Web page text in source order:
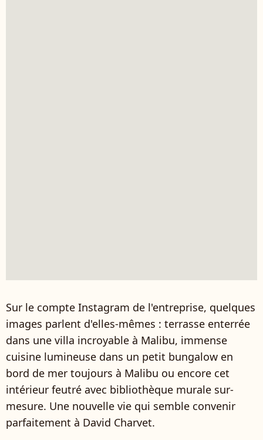
Sur le compte Instagram de l'entreprise, quelques
images parlent d'elles-mêmes : terrasse enterrée
dans une villa incroyable à Malibu, immense
cuisine lumineuse dans un petit bungalow en
bord de mer toujours à Malibu ou encore cet
intérieur feutré avec bibliothèque murale sur-
mesure. Une nouvelle vie qui semble convenir
parfaitement à David Charvet.